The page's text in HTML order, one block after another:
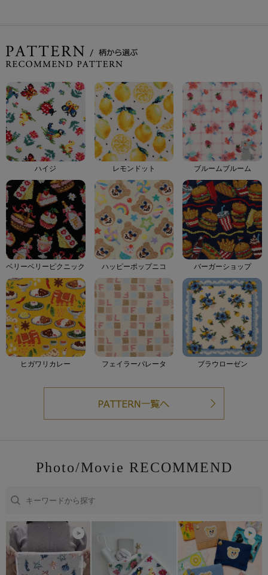
ハイジ レモンドット ブルームブルーム
ベリーベリーピクニック ハッピーポップニコ バーガーショップ
ヒガワリカレー フェイラーパレータ ブラウローゼン
Photo/Movie RECOMMEND